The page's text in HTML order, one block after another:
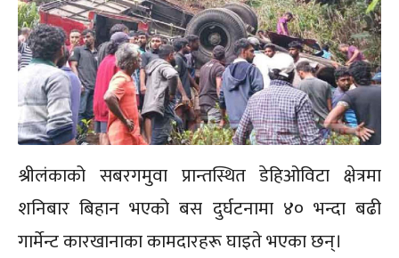
श्रीलंकाको सबरगमुवा प्रान्तस्थित डेहिओविटा क्षेत्रमा
शनिबार बिहान भएको बस दुर्घटनामा ४० भन्दा बढी
गार्मेन्ट कारखानाका कामदारहरू घाइते भएका छन्।